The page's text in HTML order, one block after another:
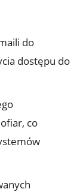
do
dostępu do
co